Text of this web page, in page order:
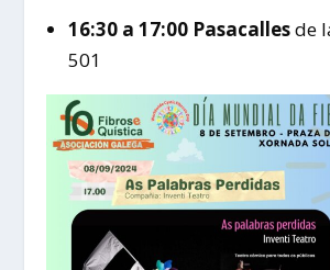
16:30 a 17:00 Pasacallesde
501